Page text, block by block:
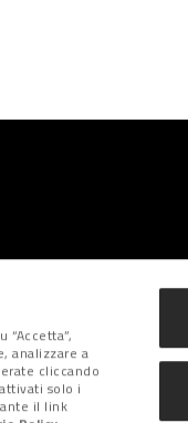
analizzare a
cliccando
solo i
il link